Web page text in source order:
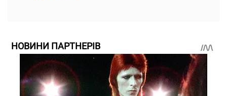
НОВИНИ ПАРТНЕРІВ